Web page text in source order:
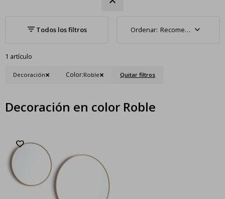
Recomendados
1 artículo
Decoración Color:Roble Quitar filtros
Decoración en color Roble